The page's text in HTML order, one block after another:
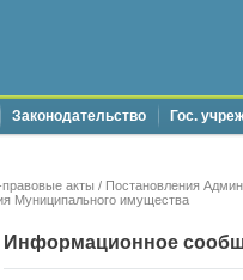
Законодательство Гос.
акты / Постановления
Муниципального имущества
Информационное